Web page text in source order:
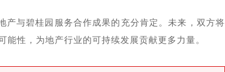
产与碧桂园服务合作成果的充分肯定。未来，双方将
性，为地产行业的可持续发展贡献更多力量。